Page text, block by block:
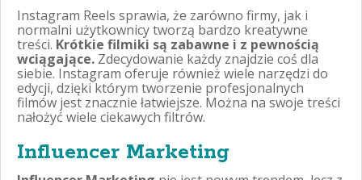
Instagram Reels sprawia, że zarówno firmy, jak i
normalni użytkownicy tworzą bardzo kreatywne
treści. Krótkie filmiki są zabawne i z pewnością
wciągające. Zdecydowanie każdy znajdzie coś dla
siebie. Instagram oferuje również wiele narzędzi do
edycji, dzięki którym tworzenie profesjonalnych
filmów jest znacznie łatwiejsze. Można na swoje treści
nałożyć wiele ciekawych filtrów.
Influencer Marketing